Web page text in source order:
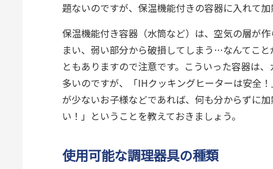
題ないのですが、保温機能付きの容器に入れて
保温機能付き容器（水筒など）は、空気の層が
まい、弱い部分から破損してしまう…なんてこ
ともありますので注意です。こういった容器は
多いのですが、「IHクッキングヒーターは安全
が少ないお子様などであれば、何も分からずに
い！」ということを教えておきましょう。
使用可能な調理器具の種類